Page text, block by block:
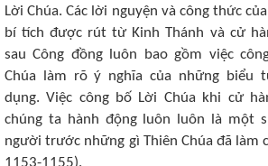
Lời Chúa. Các lời nguyện và công thức
bí tích được rút từ Kinh Thánh và cử
sau Công đồng luôn bao gồm việc
Chúa làm rõ ý nghĩa của những biểu
dụng. Việc công bố Lời Chúa khi cử
chúng ta hành động luôn luôn là một
người trước những gì Thiên Chúa đã làm
1153-1155).